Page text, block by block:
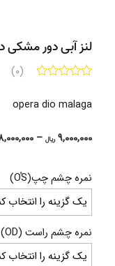
لنز آبی دور مشکی
(0)
opera dio malaga
9,000,000 ریال –
نمره چشم چپ(OُS)
نمره چشم راست (OD)